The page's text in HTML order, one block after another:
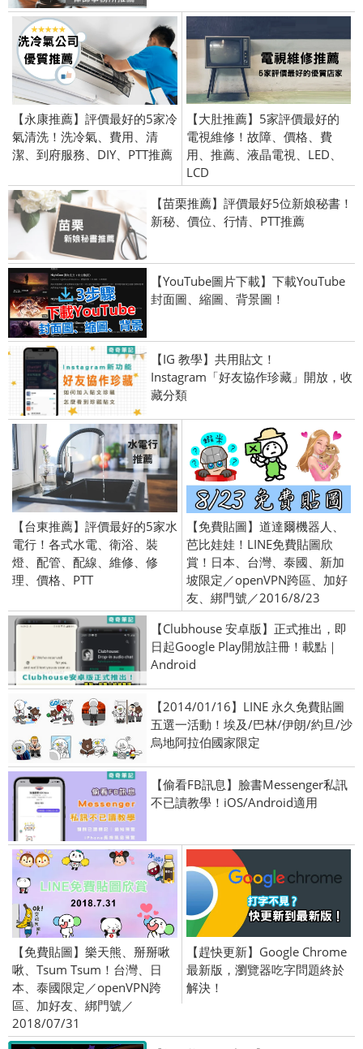
【永康推薦】評價最好的5家冷
氣清洗！洗冷氣、費用、清
潔、到府服務、DIY、PTT推薦
【大肚推薦】5家評價最好的
電視維修！故障、價格、費
用、推薦、液晶電視、LED、
LCD
【苗栗推薦】評價最好5位新娘秘書！
新秘、價位、行情、PTT推薦
【YouTube圖片下載】下載YouTube
封面圖、縮圖、背景圖！
【IG 教學】共用貼文！
Instagram「好友協作珍藏」開放，收
藏分類
【台東推薦】評價最好的5家水
電行！各式水電、衛浴、裝
燈、配管、配線、維修、修
理、價格、PTT
【免費貼圖】道達爾機器人、
芭比娃娃！LINE免費貼圖欣
賞！日本、台灣、泰國、新加
坡限定／openVPN跨區、加好
友、綁門號／2016/8/23
【Clubhouse 安卓版】正式推出，即
日起Google Play開放註冊！載點｜
Android
【2014/01/16】LINE 永久免費貼圖
五選一活動！埃及/巴林/伊朗/約旦/沙
烏地阿拉伯國家限定
【偷看FB訊息】臉書Messenger私訊
不已讀教學！iOS/Android適用
【免費貼圖】樂天熊、掰掰啾
啾、Tsum Tsum！台灣、日
本、泰國限定／openVPN跨
區、加好友、綁門號／
2018/07/31
【趕快更新】Google Chrome
最新版，瀏覽器吃字問題終於
解決！